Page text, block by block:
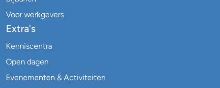
Voor werkgevers
Extra's
Kenniscentra
Open dagen
Evenementen & Activiteiten